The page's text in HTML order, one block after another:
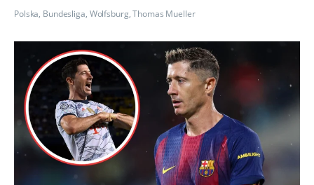
Polska, Bundesliga, Wolfsburg,Thomas Mueller